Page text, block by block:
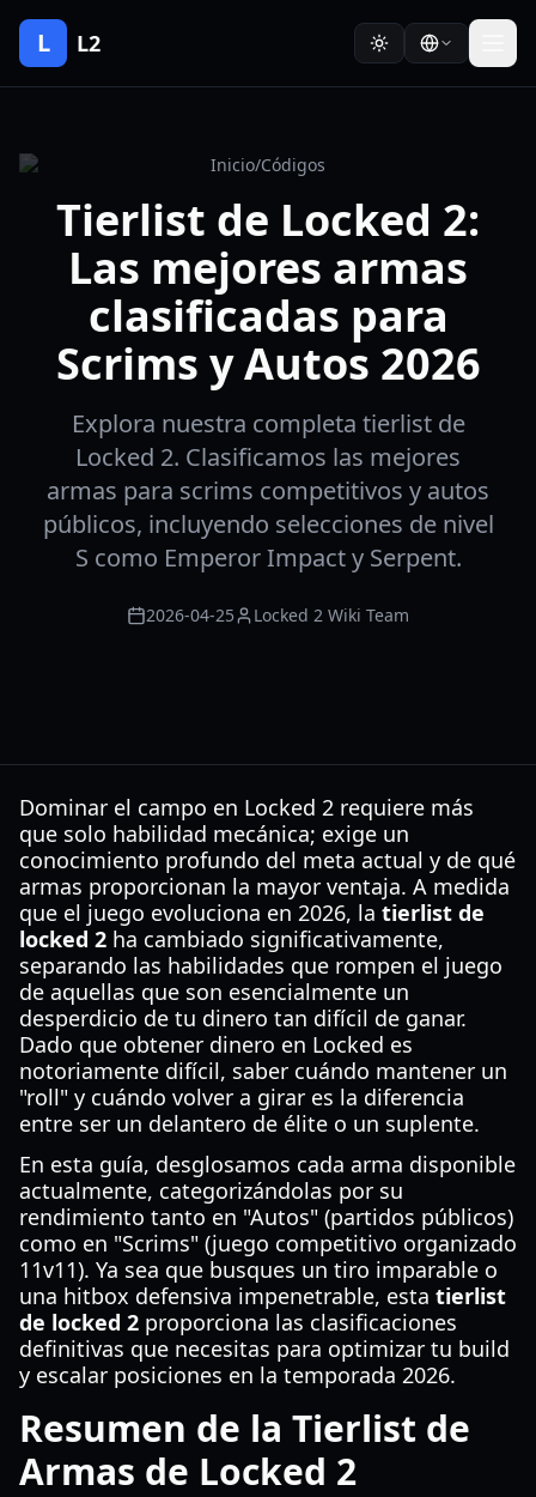
L L2
Inicio/Códigos
Tierlist de Locked 2:
Las mejores armas
clasificadas para
Scrims y Autos 2026
Explora nuestra completa tierlist de
Locked 2. Clasificamos las mejores
armas para scrims competitivos y autos
públicos, incluyendo selecciones de nivel
S como Emperor Impact y Serpent.
2026-04-25 Locked 2 Wiki Team
Dominar el campo en Locked 2 requiere más
que solo habilidad mecánica; exige un
conocimiento profundo del meta actual y de qué
armas proporcionan la mayor ventaja. A medida
que el juego evoluciona en 2026, la tierlist de
locked 2 ha cambiado significativamente,
separando las habilidades que rompen el juego
de aquellas que son esencialmente un
desperdicio de tu dinero tan difícil de ganar.
Dado que obtener dinero en Locked es
notoriamente difícil, saber cuándo mantener un
"roll" y cuándo volver a girar es la diferencia
entre ser un delantero de élite o un suplente.
En esta guía, desglosamos cada arma disponible
actualmente, categorizándolas por su
rendimiento tanto en "Autos" (partidos públicos)
como en "Scrims" (juego competitivo organizado
11v11). Ya sea que busques un tiro imparable o
una hitbox defensiva impenetrable, esta tierlist
de locked 2 proporciona las clasificaciones
definitivas que necesitas para optimizar tu build
y escalar posiciones en la temporada 2026.
Resumen de la Tierlist de
Armas de Locked 2